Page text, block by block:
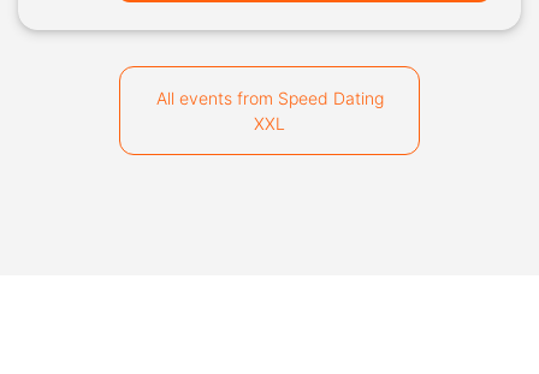
All events from Speed Dating
XXL